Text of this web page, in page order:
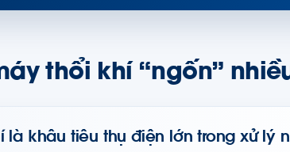
thổi khí “ngốn”
là khâu tiêu thụ điện lớn trong xử lý